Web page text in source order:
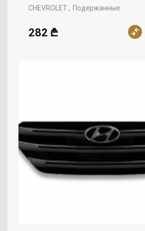
CHEVROLET Подержанные
282 ₾